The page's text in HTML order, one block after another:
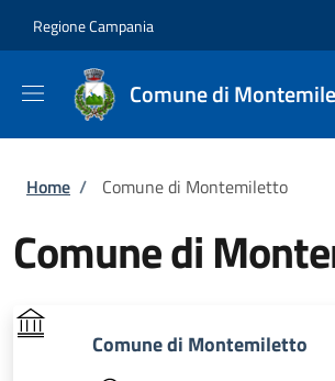
Regione Campania
Comune di
Briciole di pane
Home / Comune di Montemiletto
Comune di
Comune di Montemiletto